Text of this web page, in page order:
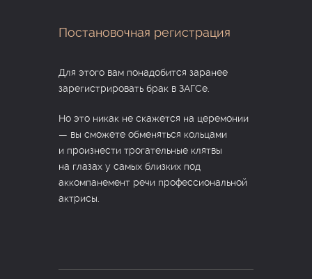
Постановочная регистрация
Для этого вам понадобится заранее
зарегистрировать брак в ЗАГСе.
Но это никак не скажется на церемонии
— вы сможете обменяться кольцами
и произнести трогательные клятвы
на глазах у самых близких под
аккомпанемент речи профессиональной
актрисы.